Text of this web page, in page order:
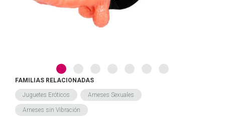
FAMILIAS RELACIONADAS
Juguetes Eróticos Arneses Sexuales
Arneses sin Vibración